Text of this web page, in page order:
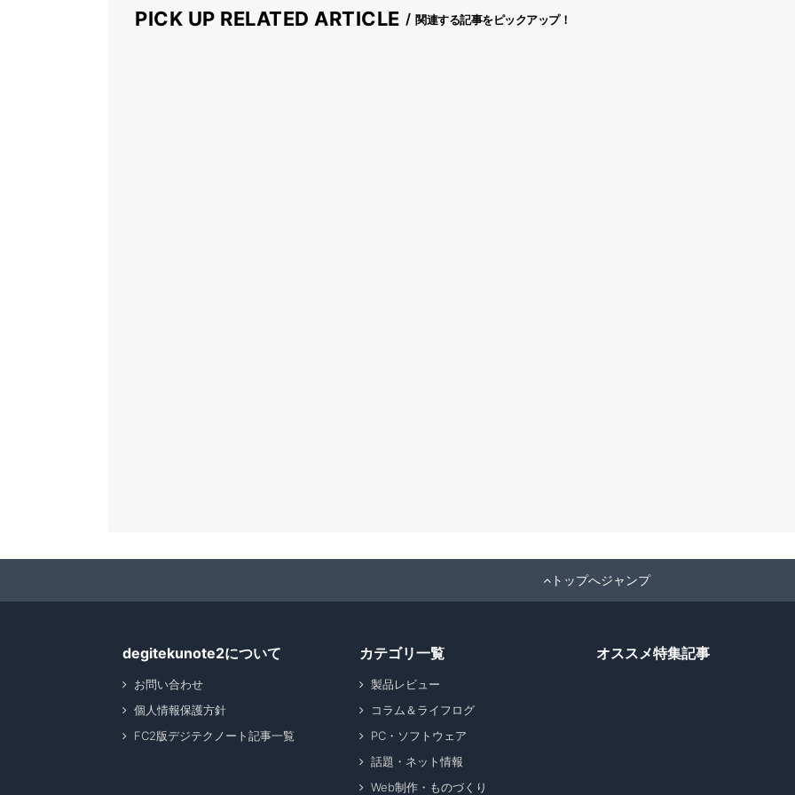
PICK UP RELATED ARTICLE 関連する記事をピックアップ！
トップへジャンプ
degitekunote2について
お問い合わせ
個人情報保護方針
FC2版デジテクノート記事一覧
カテゴリ一覧
製品レビュー
コラム＆ライフログ
PC・ソフトウェア
話題・ネット情報
Web制作・ものづくり
オススメ特集記事